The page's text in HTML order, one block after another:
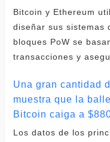
Bitcoin y Ethereum
diseñar sus sistemas
bloques PoW se
transacciones y
Una gran cantidad
muestra que la
Bitcoin caiga a
Los datos de los